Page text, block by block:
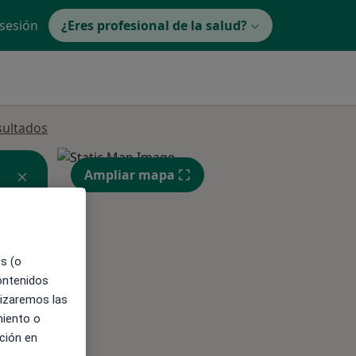
¿Eres profesional de la salud?
Ampliar mapa
(o
las
o
en